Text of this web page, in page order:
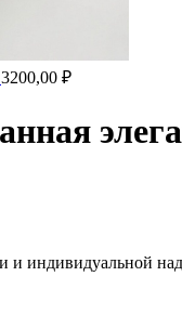
3200,00 ₽
и индивидуальной